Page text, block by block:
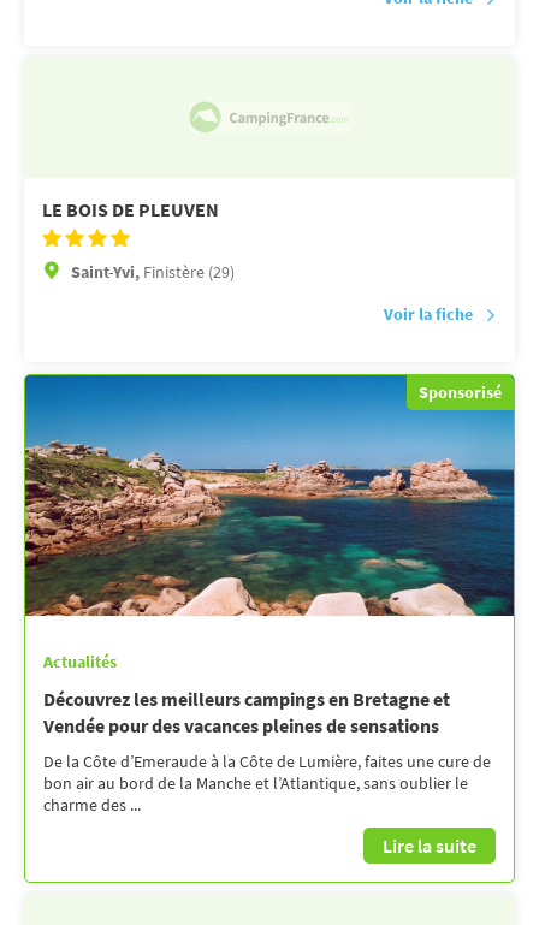
LE BOIS DE PLEUVEN
Saint-Yvi, Finistère (29)
Voir la fiche
Sponsorisé
Actualités
Découvrez les meilleurs campings en Bretagne et
Vendée pour des vacances pleines de sensations
De la Côte d’Emeraude à la Côte de Lumière, faites une cure de
bon air au bord de la Manche et l’Atlantique, sans oublier le
charme des ...
Lire la suite